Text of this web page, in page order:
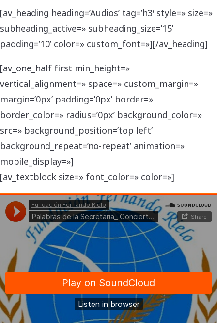
[av_heading heading=’Audios’ tag=’h3′ style=» size=»
subheading_active=» subheading_size=’15’
padding=’10’ color=» custom_font=»][/av_heading]
[av_one_half first min_height=»
vertical_alignment=» space=» custom_margin=»
margin=’0px’ padding=’0px’ border=»
border_color=» radius=’0px’ background_color=»
src=» background_position=’top left’
background_repeat=’no-repeat’ animation=»
mobile_display=»]
[av_textblock size=» font_color=» color=»]